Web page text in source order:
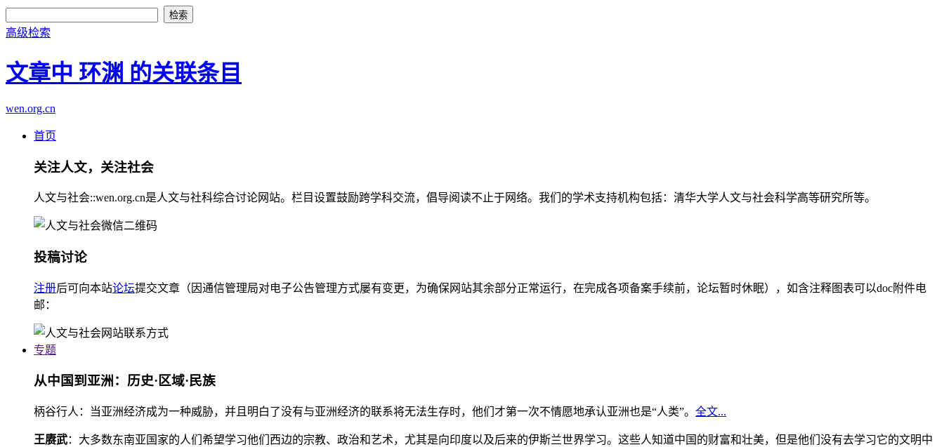
高级检索
文章中 环渊 的关联条目
wen.org.cn
首页
关注人文，关注社会
人文与社会::wen.org.cn是人文与社科综合讨论网站。栏目设置鼓励跨学科交流，倡导阅读不止于网络。我们的学术支持机构包括：清华大学人文与社会科学高等研究所等。
投稿讨论
注册后可向本站论坛提交文章（因通信管理局对电子公告管理方式屡有变更，为确保网站其余部分正常运行，在完成各项备案手续前，论坛暂时休眠），如含注释图表可以doc附件电
邮：
专题
从中国到亚洲：历史·区域·民族
柄谷行人：当亚洲经济成为一种威胁，并且明白了没有与亚洲经济的联系将无法生存时，他们才第一次不情愿地承认亚洲也是“人类”。 全文...
王赓武：大多数东南亚国家的人们希望学习他们西边的宗教、政治和艺术，尤其是向印度以及后来的伊斯兰世界学习。这些人知道中国的财富和壮美，但是他们没有去学习它的文明中